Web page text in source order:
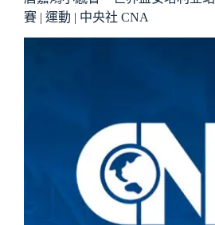
賽 | 運動 | 中央社 CNA